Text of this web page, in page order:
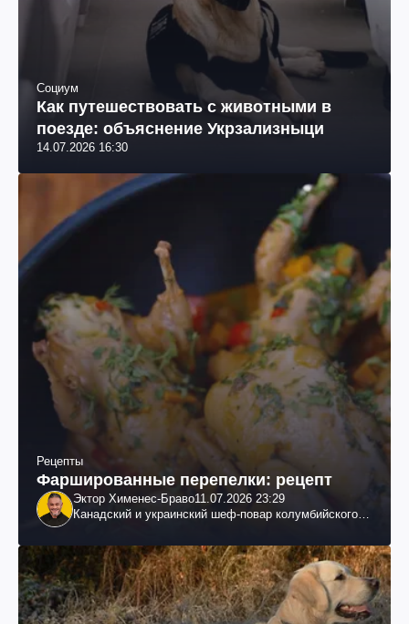
Социум
Как путешествовать с животными в
поезде: объяснение Укрзализныци
14.07.2026 16:30
Рецепты
Фаршированные перепелки: рецепт
Эктор Хименес-Браво11.07.2026 23:29
Канадский и украинский шеф-повар колумбийского